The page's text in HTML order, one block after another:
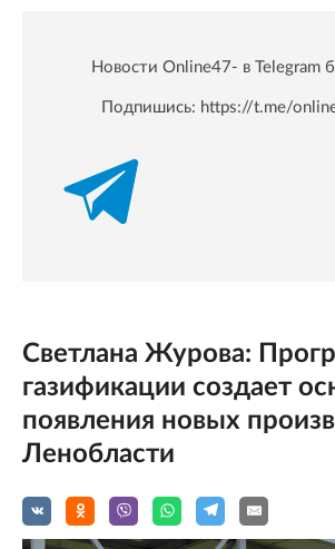
Новости Online47- в Telegram
Подпишись: https://t.me/
Светлана Журова:
газификации создает
появления новых
Ленобласти